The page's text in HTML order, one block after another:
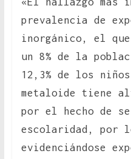
prevalencia de
inorgánico, el
un 8% de la
12,3% de los
metaloide tiene
por el hecho de
escolaridad, por
evidenciándose